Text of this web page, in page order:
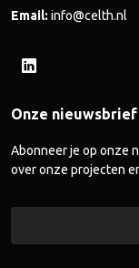
Email: info@celth.nl
Onze nieuwsbrief
Abonneer je op onze
over onze projecten